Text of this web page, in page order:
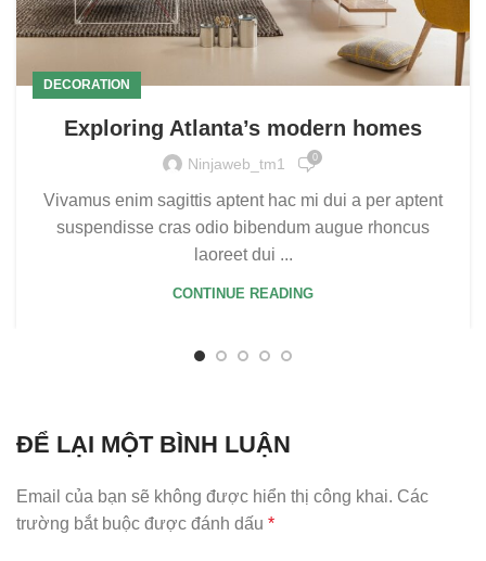
DECORATION
Exploring Atlanta’s modern homes
Ninjaweb_tm1 0
Vivamus enim sagittis aptent hac mi dui a per aptent
suspendisse cras odio bibendum augue rhoncus
laoreet dui ...
CONTINUE READING
ĐỂ LẠI MỘT BÌNH LUẬN
Email của bạn sẽ không được hiển thị công khai. Các
trường bắt buộc được đánh dấu *